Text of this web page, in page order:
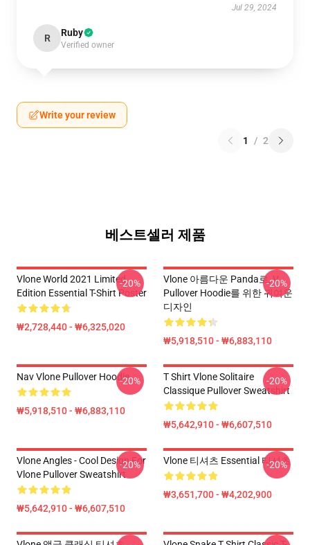
Jul 29, 2024
R Ruby
Verified owner
Write your review
1 / 2
베스트셀러 제품
Vlone World 2021 Limited
Edition Essential T-Shirt Poster
₩2,728,440 - ₩6,325,020
-20%
Vlone 아름다운 Panda로, V
Pullover Hoodie를 위한 귀여운
디자인
₩5,918,510 - ₩6,883,110
-20%
Nav Vlone Pullover Hoodie
₩5,918,510 - ₩6,883,110
-20%
T Shirt Vlone Solitaire
Classique Pullover Sweatshirt
₩5,642,910 - ₩6,607,510
-20%
Vlone Angles - Cool Design For
Vlone Pullover Sweatshirt
₩5,642,910 - ₩6,607,510
-20% Vlone 티셔츠 Essential 티셔츠
₩3,651,700 - ₩4,202,900
-20%